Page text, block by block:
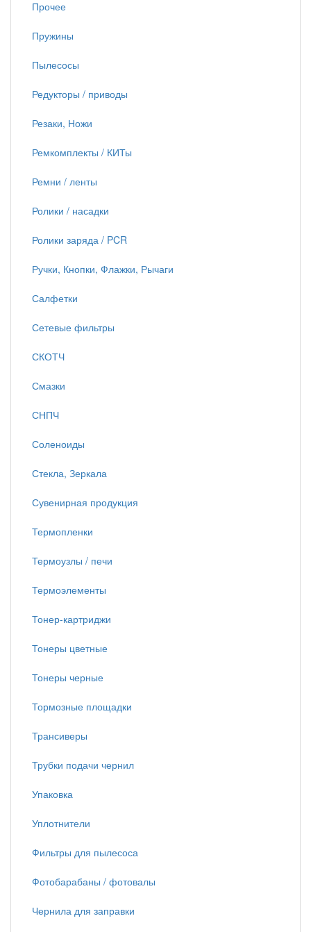
Прочее
Пружины
Пылесосы
Редукторы / приводы
Резаки, Ножи
Ремкомплекты / КИТы
Ремни / ленты
Ролики / насадки
Ролики заряда / PCR
Ручки, Кнопки, Флажки, Рычаги
Салфетки
Сетевые фильтры
СКОТЧ
Смазки
СНПЧ
Соленоиды
Стекла, Зеркала
Сувенирная продукция
Термопленки
Термоузлы / печи
Термоэлементы
Тонер-картриджи
Тонеры цветные
Тонеры черные
Тормозные площадки
Трансиверы
Трубки подачи чернил
Упаковка
Уплотнители
Фильтры для пылесоса
Фотобарабаны / фотовалы
Чернила для заправки